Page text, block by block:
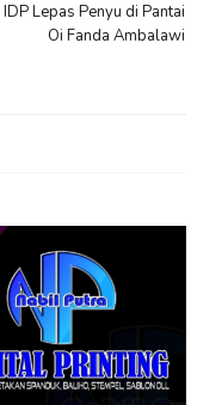
Lepas Penyu di Pantai
Oi Fanda Ambalawi